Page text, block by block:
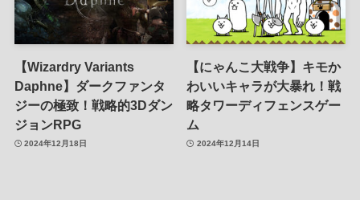
【Wizardry Variants
Daphne】ダークファンタ
ジーの極致！戦略的3Dダン
ジョンRPG
2024年12月18日
【にゃんこ大戦争】キモか
わいいキャラが大暴れ！戦
略タワーディフェンスゲー
ム
2024年12月14日